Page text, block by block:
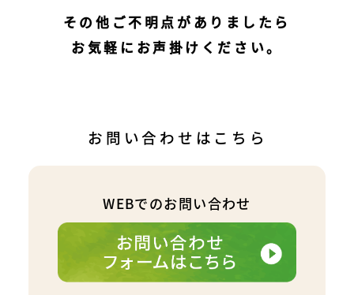
その他ご不明点がありましたら
お気軽にお声掛けください。
お問い合わせはこちら
WEBでのお問い合わせ